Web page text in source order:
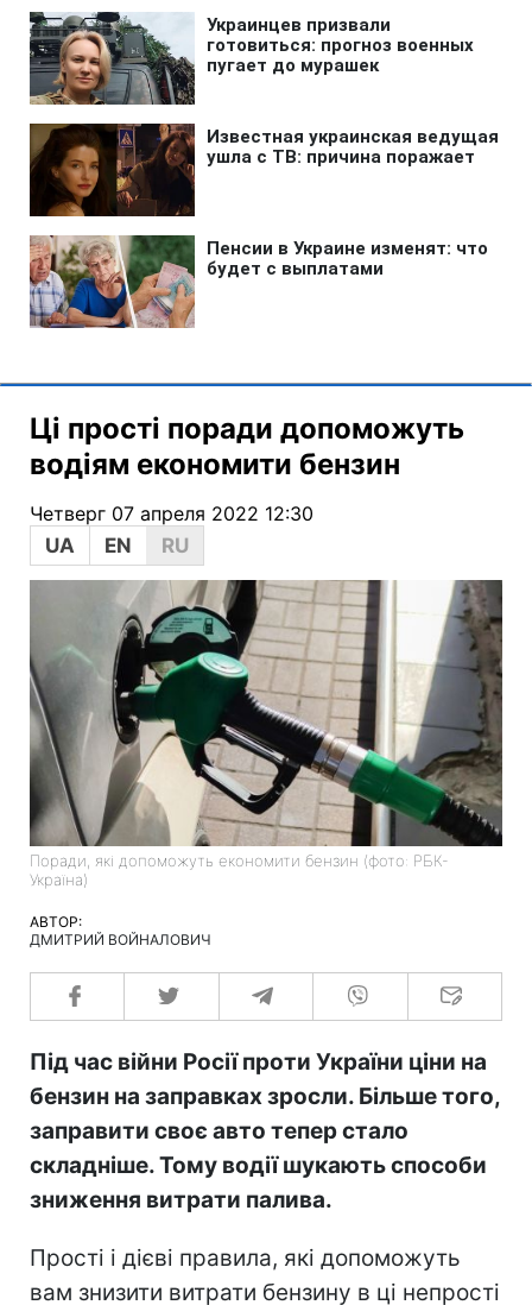
Ці прості поради допоможуть
водіям економити бензин
Четверг 07 апреля 2022 12:30
UA
EN RU
Поради, які допоможуть економити бензин (фото: РБК-
Україна)
АВТОР:
ДМИТРИЙ ВОЙНАЛОВИЧ
Під час війни Росії проти України ціни на
бензин на заправках зросли. Більше того,
заправити своє авто тепер стало
складніше. Тому водії шукають способи
зниження витрати палива.
Прості і дієві правила, які допоможуть
вам знизити витрати бензину в ці непрості